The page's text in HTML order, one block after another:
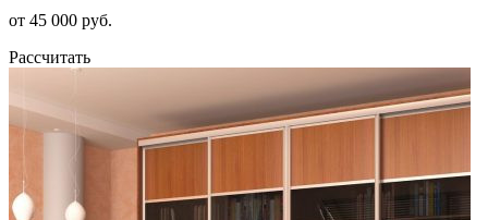
от 45 000 руб.
Рассчитать